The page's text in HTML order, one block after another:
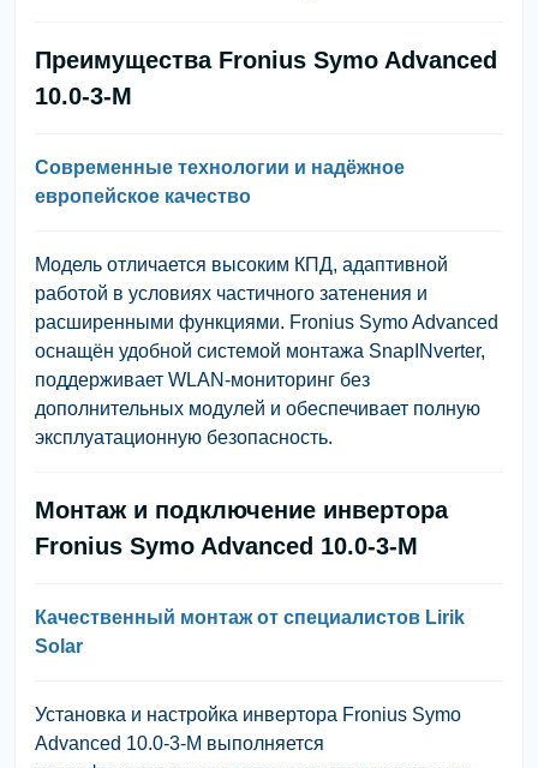
Преимущества Fronius Symo Advanced
10.0-3-M
Современные технологии и надёжное
европейское качество
Модель отличается высоким КПД, адаптивной
работой в условиях частичного затенения и
расширенными функциями. Fronius Symo Advanced
оснащён удобной системой монтажа SnapINverter,
поддерживает WLAN-мониторинг без
дополнительных модулей и обеспечивает полную
эксплуатационную безопасность.
Монтаж и подключение инвертора
Fronius Symo Advanced 10.0-3-M
Качественный монтаж от специалистов Lirik
Solar
Установка и настройка инвертора Fronius Symo
Advanced 10.0-3-M выполняется